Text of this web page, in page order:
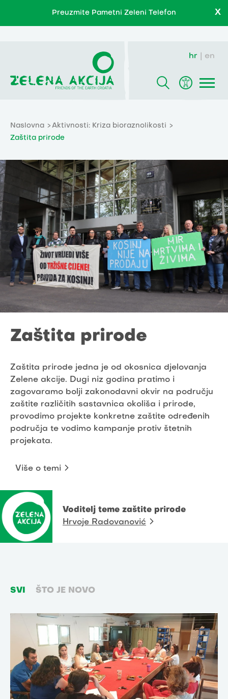
Preuzmite Pametni Zeleni Telefon X
hr en
Naslovna
Aktivnosti: Kriza bioraznolikosti
Zaštita prirode
Zaštita prirode
Zaštita prirode jedna je od okosnica djelovanja
Zelene akcije. Dugi niz godina pratimo i
zagovaramo bolji zakonodavni okvir na području
zaštite različitih sastavnica okoliša i prirode,
provodimo projekte konkretne zaštite određenih
područja te vodimo kampanje protiv štetnih
projekata.
Više o temi
Voditelj teme zaštite prirode
Hrvoje Radovanović
SVI ŠTO JE NOVO